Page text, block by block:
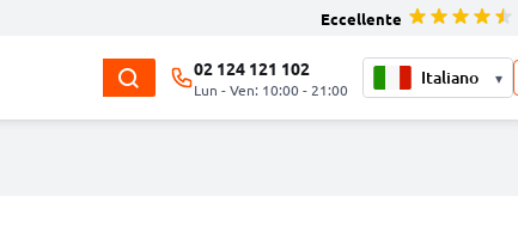
Eccellente
02 124 121 102
Lun - Ven: 10:00 - 21:00
▾